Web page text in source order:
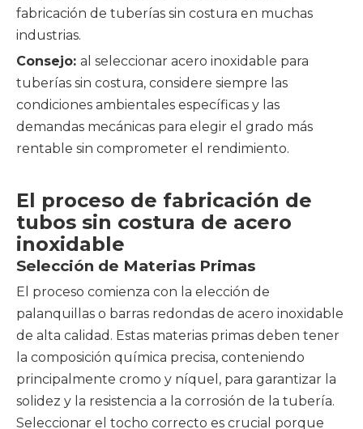
fabricación de tuberías sin costura en muchas
industrias.
Consejo: al seleccionar acero inoxidable para
tuberías sin costura, considere siempre las
condiciones ambientales específicas y las
demandas mecánicas para elegir el grado más
rentable sin comprometer el rendimiento.
El proceso de fabricación de
tubos sin costura de acero
inoxidable
Selección de Materias Primas
El proceso comienza con la elección de
palanquillas o barras redondas de acero inoxidable
de alta calidad. Estas materias primas deben tener
la composición química precisa, conteniendo
principalmente cromo y níquel, para garantizar la
solidez y la resistencia a la corrosión de la tubería.
Seleccionar el tocho correcto es crucial porque